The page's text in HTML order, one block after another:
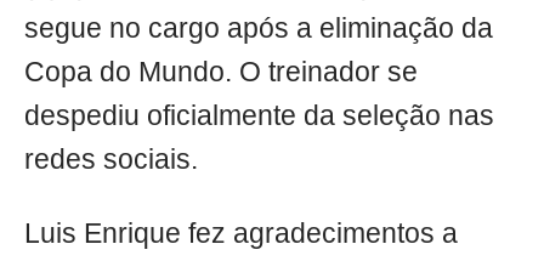
segue no cargo após a eliminação da
Copa do Mundo. O treinador se
despediu oficialmente da seleção nas
redes sociais.
Luis Enrique fez agradecimentos a